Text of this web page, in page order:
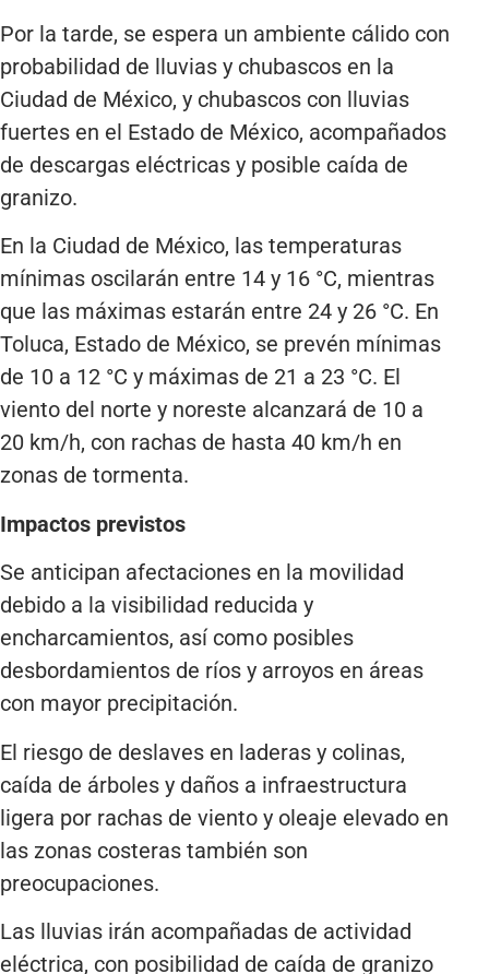
Por la tarde, se espera un ambiente cálido con
probabilidad de lluvias y chubascos en la
Ciudad de México, y chubascos con lluvias
fuertes en el Estado de México, acompañados
de descargas eléctricas y posible caída de
granizo.
En la Ciudad de México, las temperaturas
mínimas oscilarán entre 14 y 16 °C, mientras
que las máximas estarán entre 24 y 26 °C. En
Toluca, Estado de México, se prevén mínimas
de 10 a 12 °C y máximas de 21 a 23 °C. El
viento del norte y noreste alcanzará de 10 a
20 km/h, con rachas de hasta 40 km/h en
zonas de tormenta.
Impactos previstos
Se anticipan afectaciones en la movilidad
debido a la visibilidad reducida y
encharcamientos, así como posibles
desbordamientos de ríos y arroyos en áreas
con mayor precipitación.
El riesgo de deslaves en laderas y colinas,
caída de árboles y daños a infraestructura
ligera por rachas de viento y oleaje elevado en
las zonas costeras también son
preocupaciones.
Las lluvias irán acompañadas de actividad
eléctrica, con posibilidad de caída de granizo